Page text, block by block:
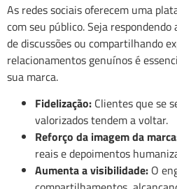
As redes sociais oferecem uma
com seu público. Seja
de discussões ou compartilhando
relacionamentos genuínos é
sua marca.
Fidelização: Clientes que se
valorizados tendem a voltar.
Reforço da imagem da
reais e depoimentos
Aumenta a visibilidade: O